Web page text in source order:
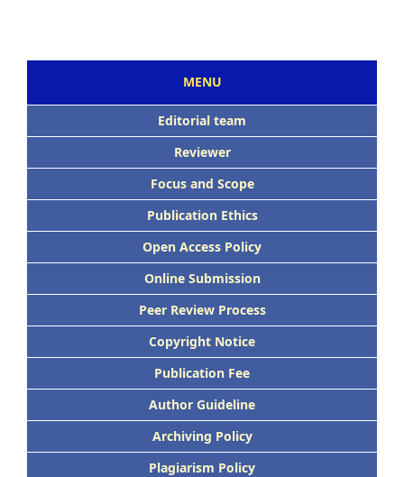
MENU
Editorial team
Reviewer
Focus and Scope
Publication Ethics
Open Access Policy
Online Submission
Peer Review Process
Copyright Notice
Publication Fee
Author Guideline
Archiving Policy
Plagiarism Policy